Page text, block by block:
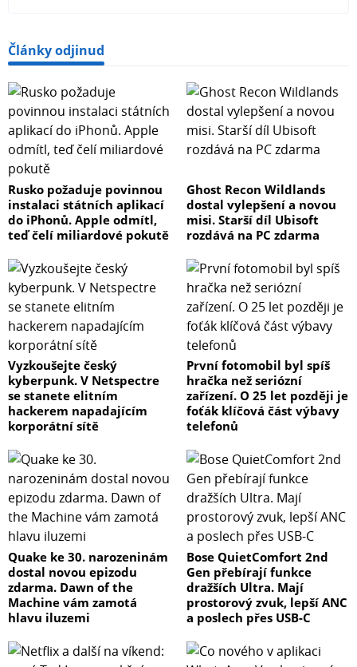
Články odjinud
Rusko požaduje povinnou
instalaci státních aplikací
do iPhonů. Apple odmítl,
teď čelí miliardové pokutě
Ghost Recon Wildlands
dostal vylepšení a novou
misi. Starší díl Ubisoft
rozdává na PC zdarma
Vyzkoušejte český
kyberpunk. V Netspectre
se stanete elitním
hackerem napadajícím
korporátní sítě
První fotomobil byl spíš
hračka než seriózní
zařízení. O 25 let později je
foťák klíčová část výbavy
telefonů
Quake ke 30. narozeninám
dostal novou epizodu
zdarma. Dawn of the
Machine vám zamotá
hlavu iluzemi
Bose QuietComfort 2nd
Gen přebírají funkce
dražších Ultra. Mají
prostorový zvuk, lepší ANC
a poslech přes USB-C